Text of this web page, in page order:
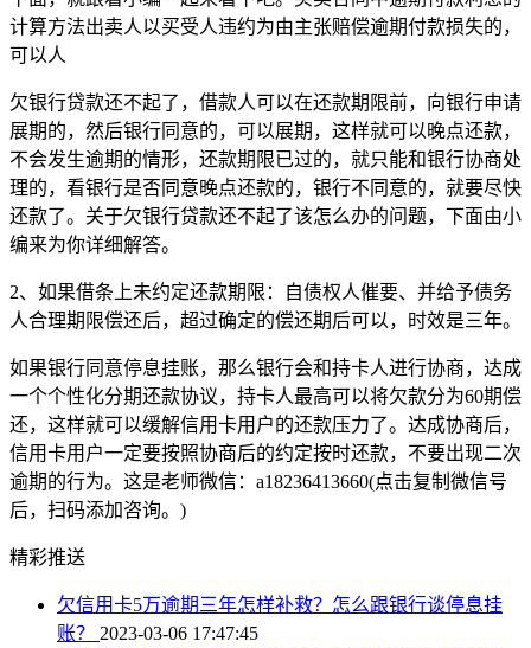
计算方法出卖人以买受人违约为由主张赔偿逾期付款损失的，
可以人
欠银行贷款还不起了，借款人可以在还款期限前，向银行申请
展期的，然后银行同意的，可以展期，这样就可以晚点还款，
不会发生逾期的情形，还款期限已过的，就只能和银行协商处
理的，看银行是否同意晚点还款的，银行不同意的，就要尽快
还款了。关于欠银行贷款还不起了该怎么办的问题，下面由小
编来为你详细解答。
2、如果借条上未约定还款期限：自债权人催要、并给予债务
人合理期限偿还后，超过确定的偿还期后可以，时效是三年。
如果银行同意停息挂账，那么银行会和持卡人进行协商，达成
一个个性化分期还款协议，持卡人最高可以将欠款分为60期偿
还，这样就可以缓解信用卡用户的还款压力了。达成协商后，
信用卡用户一定要按照协商后的约定按时还款，不要出现二次
逾期的行为。这是老师微信：a18236413660(点击复制微信号
后，扫码添加咨询。)
精彩推送
欠信用卡5万逾期三年怎样补救？怎么跟银行谈停息挂
账？ 2023-03-06 17:47:45